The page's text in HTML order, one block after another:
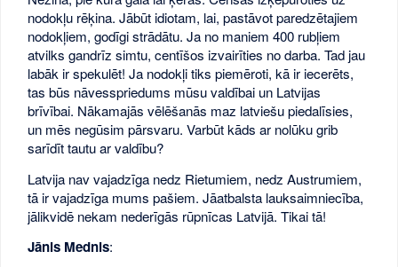
nodokļu rēķina. Jābūt idiotam, lai, pastāvot paredzētajiem
nodokļiem, godīgi strādātu. Ja no maniem 400 rubļiem
atvilks gandrīz simtu, centīšos izvairīties no darba. Tad jau
labāk ir spekulēt! Ja nodokļi tiks piemēroti, kā ir iecerēts,
tas būs nāvesspriedums mūsu valdībai un Latvijas
brīvībai. Nākamajās vēlēšanās maz latviešu piedalīsies,
un mēs negūsim pārsvaru. Varbūt kāds ar nolūku grib
sarīdīt tautu ar valdību?
Latvija nav vajadzīga nedz Rietumiem, nedz Austrumiem,
tā ir vajadzīga mums pašiem. Jāatbalsta lauksaimniecība,
jālikvidē nekam nederīgās rūpnīcas Latvijā. Tikai tā!
Jānis Mednis: